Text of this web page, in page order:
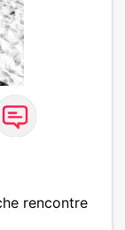
rencontre